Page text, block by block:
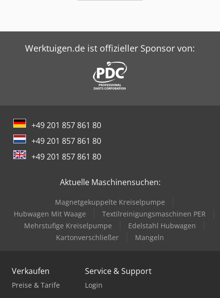
Werktuigen.de ist offizieller Sponsor von:
+49 201 857 861 80
+49 201 857 861 80
+49 201 857 861 80
Aktuelle Maschinensuchen:
Magnetgekuppelte Kreiselpumpe
Hubwagen Mit Waage
Textilreinigungsmaschinen PER
Mehrstufige Kreiselpumpe
Edelstahl Hubwagen
Kartonverschließer
Mangeln
Verkaufen
Preise & Tarife
Service & Support
Login